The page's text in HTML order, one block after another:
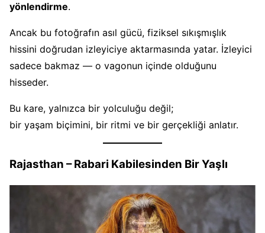
yönlendirme.
Ancak bu fotoğrafın asıl gücü, fiziksel sıkışmışlık
hissini doğrudan izleyiciye aktarmasında yatar. İzleyici
sadece bakmaz — o vagonun içinde olduğunu
hisseder.
Bu kare, yalnızca bir yolculuğu değil;
bir yaşam biçimini, bir ritmi ve bir gerçekliği anlatır.
Rajasthan – Rabari Kabilesinden Bir Yaşlı